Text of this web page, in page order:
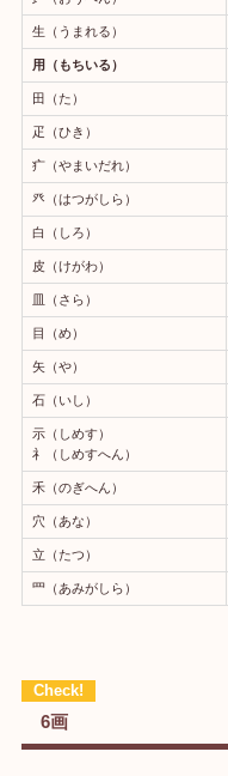
生（うまれる）
用（もちいる）
田（た）
疋（ひき）
疒（やまいだれ）
癶（はつがしら）
白（しろ）
皮（けがわ）
皿（さら）
目（め）
矢（や）
石（いし）
示（しめす）
礻（しめすへん）
禾（のぎへん）
穴（あな）
立（たつ）
罒（あみがしら）
6画